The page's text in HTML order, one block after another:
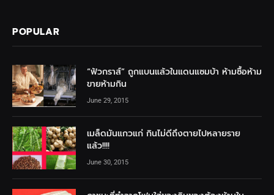
POPULAR
“ฟัวกราส์” ถูกแบนแล้วในแดนแซมบ้า ห้ามซื้อห้าม
ขายห้ามกิน
June 29, 2015
เมล็ดมันแกวแก่ กินไม่ดีถึงตายไปหลายราย
แล้ว!!!!
June 30, 2015